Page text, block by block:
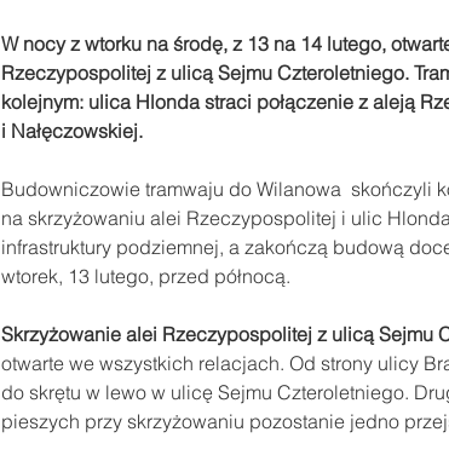
W nocy z wtorku na środę, z 13 na 14 lutego,
Rzeczypospolitej z ulicą Sejmu Czteroletniego.
kolejnym: ulica Hlonda straci połączenie z aleją
i Nałęczowskiej.
Budowniczowie tramwaju do Wilanowa  skończyli
na skrzyżowaniu alei Rzeczypospolitej i ulic
infrastruktury podziemnej, a zakończą budową
wtorek, 13 lutego, przed północą.
Skrzyżowanie alei Rzeczypospolitej z ulicą Sejmu
otwarte we wszystkich relacjach. Od strony ulicy
do skrętu w lewo w ulicę Sejmu Czteroletniego.
pieszych przy skrzyżowaniu pozostanie jedno